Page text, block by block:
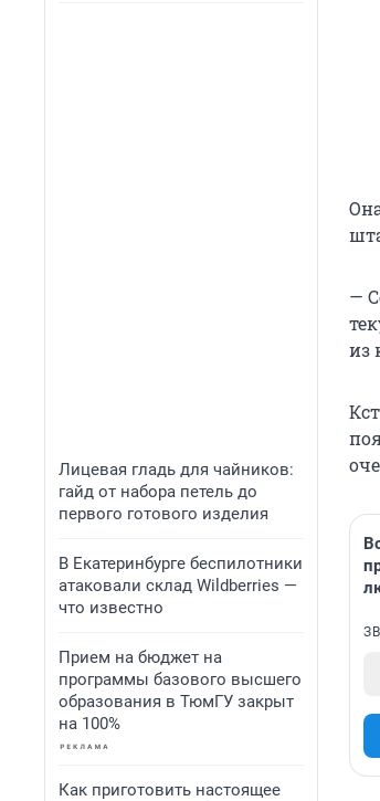
Лицевая гладь для чайников:
гайд от набора петель до
первого готового изделия
В Екатеринбурге беспилотники
атаковали склад Wildberries —
что известно
Прием на бюджет на
программы базового высшего
образования в ТюмГУ закрыт
на 100%
Как приготовить настоящее
—
из